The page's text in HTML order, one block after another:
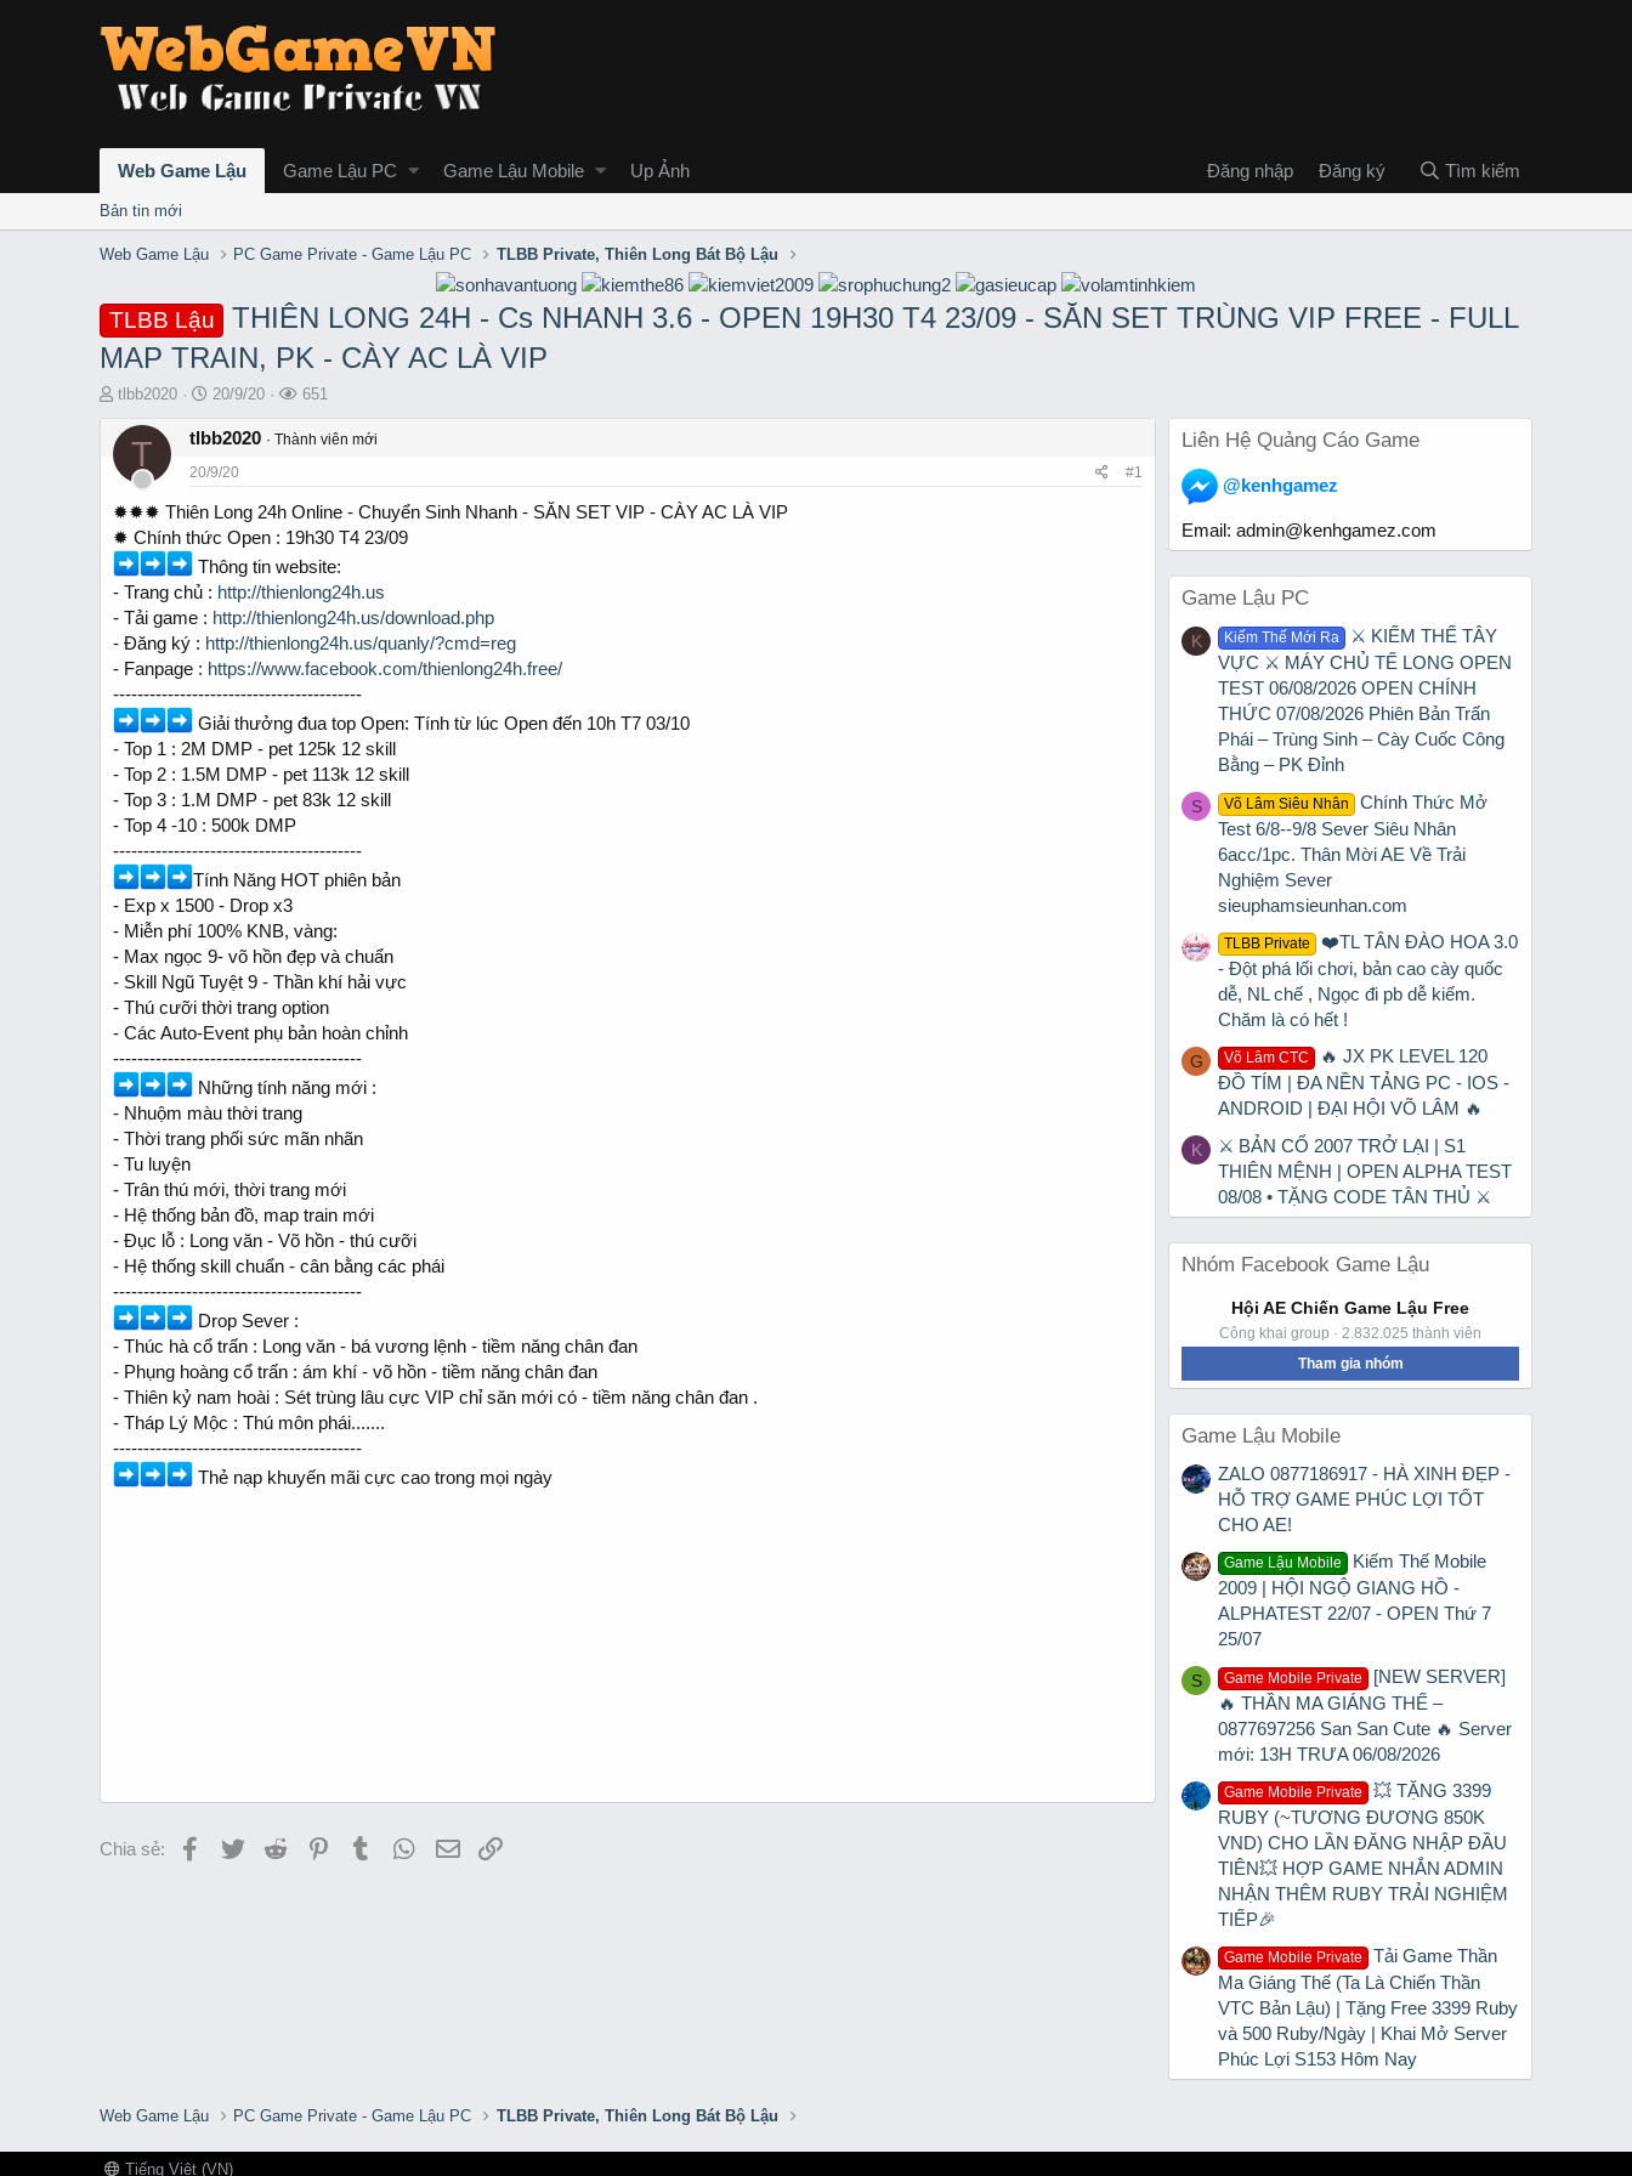
Web Game Lậu Game Lậu PC Game Lậu Mobile Up Ảnh Đăng nhập Đăng ký Tìm kiếm
Bản tin mới
Web Game Lậu PC Game Private - Game Lậu PC TLBB Private, Thiên Long Bát Bộ Lậu
TLBB Lậu
THIÊN LONG 24H - Cs NHANH 3.6 - OPEN 19H30 T4 23/09 - SĂN SET TRÙNG VIP FREE - FULL
MAP TRAIN, PK - CÀY AC LÀ VIP
T
r
a
d
s
t
a
r
tlbb2020
S
a
t
d
a
t
e
20/9/20
L
ợ
e
m
651
T tlbb2020
Thành viên mới
20/9/20
#1
✹✹✹ Thiên Long 24h Online - Chuyển Sinh Nhanh - SĂN SET VIP - CÀY AC LÀ VIP
✹ Chính thức Open : 19h30 T4 23/09
Thông tin website:
- Trang chủ : http://thienlong24h.us
- Tải game : http://thienlong24h.us/download.php
- Đăng ký : http://thienlong24h.us/quanly/?cmd=reg
- Fanpage : https://www.facebook.com/thienlong24h.free/
-----------------------------------------
Giải thưởng đua top Open: Tính từ lúc Open đến 10h T7 03/10
- Top 1 : 2M DMP - pet 125k 12 skill
- Top 2 : 1.5M DMP - pet 113k 12 skill
- Top 3 : 1.M DMP - pet 83k 12 skill
- Top 4 -10 : 500k DMP
-----------------------------------------
Tính Năng HOT phiên bản
- Exp x 1500 - Drop x3
- Miễn phí 100% KNB, vàng:
- Max ngọc 9- võ hồn đẹp và chuẩn
- Skill Ngũ Tuyệt 9 - Thần khí hải vực
- Thú cưỡi thời trang option
- Các Auto-Event phụ bản hoàn chỉnh
-----------------------------------------
Những tính năng mới :
- Nhuộm màu thời trang
- Thời trang phối sức mãn nhãn
- Tu luyện
- Trân thú mới, thời trang mới
- Hệ thống bản đồ, map train mới
- Đục lỗ : Long văn - Võ hồn - thú cưỡi
- Hệ thống skill chuẩn - cân bằng các phái
-----------------------------------------
Drop Sever :
- Thúc hà cổ trấn : Long văn - bá vương lệnh - tiềm năng chân đan
- Phụng hoàng cổ trấn : ám khí - võ hồn - tiềm năng chân đan
- Thiên kỷ nam hoài : Sét trùng lâu cực VIP chỉ săn mới có - tiềm năng chân đan .
- Tháp Lý Mộc : Thú môn phái.......
-----------------------------------------
Thẻ nạp khuyến mãi cực cao trong mọi ngày
Chia sẻ: Facebook
TwitterReddit PinterestTumblr WhatsApp
EmailLink
Liên Hệ Quảng Cáo Game
@kenhgamez
Email: admin@kenhgamez.com
Game Lậu PC
K Kiếm Thế Mới Ra
⚔️ KIẾM THẾ TÂY
VỰC ⚔️ MÁY CHỦ TẾ LONG OPEN
TEST 06/08/2026 OPEN CHÍNH
THỨC 07/08/2026 Phiên Bản Trấn
Phái – Trùng Sinh – Cày Cuốc Công
Bằng – PK Đỉnh
S Võ Lâm Siêu Nhân
Chính Thức Mở
Test 6/8--9/8 Sever Siêu Nhân
6acc/1pc. Thân Mời AE Về Trải
Nghiệm Sever
sieuphamsieunhan.com
TLBB Private
❤️TL TÂN ĐÀO HOA 3.0
- Đột phá lối chơi, bản cao cày quốc
dễ, NL chế , Ngọc đi pb dễ kiếm.
Chăm là có hết !
G Võ Lâm CTC
🔥 JX PK LEVEL 120
ĐỒ TÍM | ĐA NỀN TẢNG PC - IOS -
ANDROID | ĐẠI HỘI VÕ LÂM 🔥
K
⚔ BẢN CỔ 2007 TRỞ LẠI | S1
THIÊN MỆNH | OPEN ALPHA TEST
08/08 • TẶNG CODE TÂN THỦ ⚔
Nhóm Facebook Game Lậu
Hội AE Chiến Game Lậu Free
Công khai group · 2.832.025 thành viên
Tham gia nhóm
Game Lậu Mobile
ZALO 0877186917 - HÀ XINH ĐẸP -
HỖ TRỢ GAME PHÚC LỢI TỐT
CHO AE!
Game Lậu Mobile
Kiếm Thế Mobile
2009 | HỘI NGỘ GIANG HỒ -
ALPHATEST 22/07 - OPEN Thứ 7
25/07
S Game Mobile Private
[NEW SERVER]
🔥 THẦN MA GIÁNG THẾ –
0877697256 San San Cute 🔥 Server
mới: 13H TRƯA 06/08/2026
Game Mobile Private
💥 TẶNG 3399
RUBY (~TƯƠNG ĐƯƠNG 850K
VND) CHO LẦN ĐĂNG NHẬP ĐẦU
TIÊN💥 HỢP GAME NHẮN ADMIN
NHẬN THÊM RUBY TRẢI NGHIỆM
TIẾP🎉
Game Mobile Private
Tải Game Thần
Ma Giáng Thế (Ta Là Chiến Thần
VTC Bản Lậu) | Tặng Free 3399 Ruby
và 500 Ruby/Ngày | Khai Mở Server
Phúc Lợi S153 Hôm Nay
Web Game Lậu PC Game Private - Game Lậu PC TLBB Private, Thiên Long Bát Bộ Lậu
Tiếng Việt (VN)